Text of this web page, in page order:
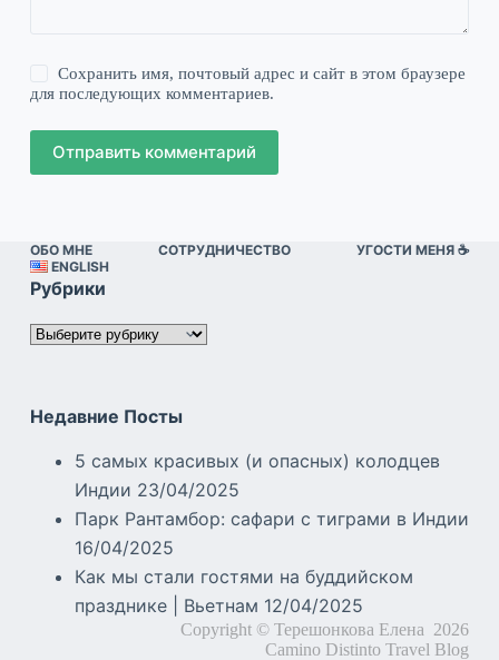
Сохранить имя, почтовый адрес и сайт в этом браузере
для последующих комментариев.
Отправить комментарий
ОБО МНЕ СОТРУДНИЧЕСТВО
УГОСТИ МЕНЯ ☕️
ENGLISH
Рубрики
Рубрики
Недавние Посты
5 самых красивых (и опасных) колодцев
Индии 23/04/2025
Парк Рантамбор: сафари с тиграми в Индии
16/04/2025
Как мы стали гостями на буддийском
празднике | Вьетнам 12/04/2025
Copyright © Терешонкова Елена 2026
Camino Distinto Travel Blog